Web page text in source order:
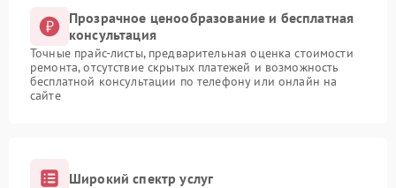
Прозрачное ценообразование и бесплатная
консультация
Точные прайс-листы, предварительная оценка стоимости
ремонта, отсутствие скрытых платежей и возможность
бесплатной консультации по телефону или онлайн на
сайте
Широкий спектр услуг